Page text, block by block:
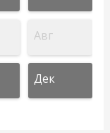
Авг
Дек